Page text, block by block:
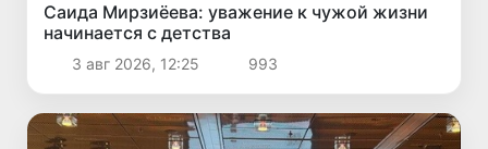
Саида Мирзиёева: уважение к чужой жизни
начинается с детства
3 авг 2026, 12:25 993